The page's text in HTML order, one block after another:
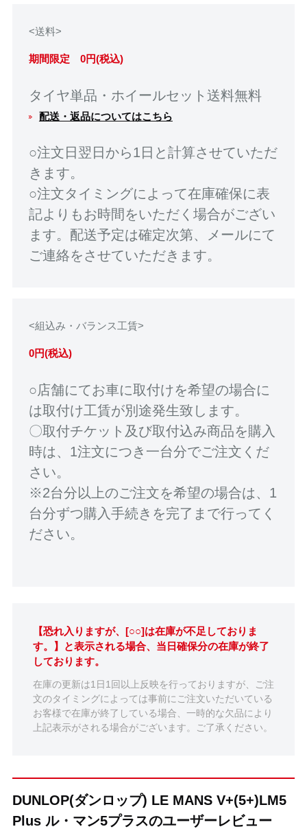
<送料>
期間限定 0円(税込)
タイヤ単品・ホイールセット送料無料
配送・返品についてはこちら
○注文日翌日から1日と計算させていただ
きます。
○注文タイミングによって在庫確保に表
記よりもお時間をいただく場合がござい
ます。配送予定は確定次第、メールにて
ご連絡をさせていただきます。
<組込み・バランス工賃>
0円(税込)
○店舗にてお車に取付けを希望の場合に
は取付け工賃が別途発生致します。
〇取付チケット及び取付込み商品を購入
時は、1注文につき一台分でご注文くだ
さい。
※2台分以上のご注文を希望の場合は、1
台分ずつ購入手続きを完了まで行ってく
ださい。
【恐れ入りますが、[○○]は在庫が不足しておりま
す。】と表示される場合、当日確保分の在庫が終了
しております。
在庫の更新は1日1回以上反映を行っておりますが、ご注
文のタイミングによっては事前にご注文いただいている
お客様で在庫が終了している場合、一時的な欠品により
上記表示がされる場合がございます。ご了承ください。
DUNLOP(ダンロップ) LE MANS V+(5+)LM5
Plus ル・マン5プラスのユーザーレビュー